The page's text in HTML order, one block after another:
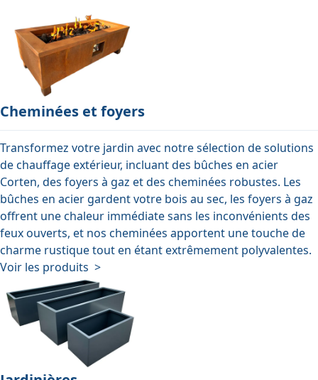
Cheminées et foyers
Transformez votre jardin avec notre sélection de solutions
de chauffage extérieur, incluant des bûches en acier
Corten, des foyers à gaz et des cheminées robustes. Les
bûches en acier gardent votre bois au sec, les foyers à gaz
offrent une chaleur immédiate sans les inconvénients des
feux ouverts, et nos cheminées apportent une touche de
charme rustique tout en étant extrêmement polyvalentes.
Voir les produits >